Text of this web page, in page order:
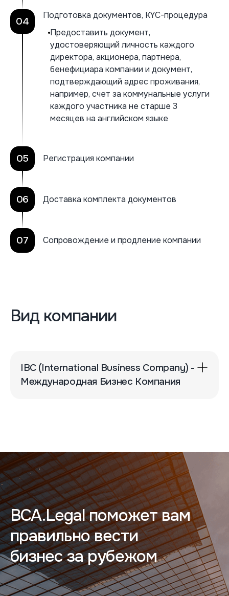
04
Подготовка документов, KYC-процедура
Предоставить документ,
удостоверяющий личность каждого
директора, акционера, партнера,
бенефициара компании и документ,
подтверждающий адрес проживания,
например, счет за коммунальные услуги
каждого участника не старше 3
месяцев на английском языке
05 Регистрация компании
06 Доставка комплекта документов
07 Сопровождение и продление компании
Вид компании
IBC (International Business Company) -
Международная Бизнес Компания
BCA.Legal поможет вам
правильно вести
бизнес за рубежом